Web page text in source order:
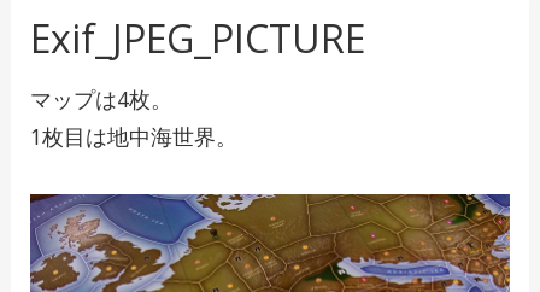
Exif_JPEG_PICTURE
マップは4枚。
1枚目は地中海世界。